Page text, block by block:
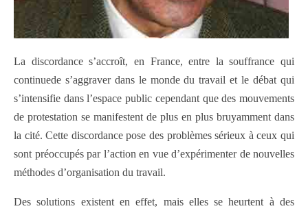
La discordance s’accroît, en France, entre la souffrance qui
continuede s’aggraver dans le monde du travail et le débat qui
s’intensifie dans l’espace public cependant que des mouvements
de protestation se manifestent de plus en plus bruyamment dans
la cité. Cette discordance pose des problèmes sérieux à ceux qui
sont préoccupés par l’action en vue d’expérimenter de nouvelles
méthodes d’organisation du travail.
Des solutions existent en effet, mais elles se heurtent à des